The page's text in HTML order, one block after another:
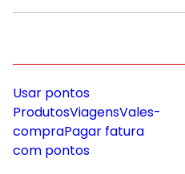
Usar pontos
ProdutosViagensVales-
compraPagar fatura
com pontos